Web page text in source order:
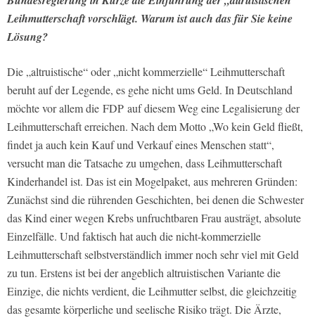
Leihmutterschaft vorschlägt. Warum ist auch das für Sie keine
Lösung?
Die „altruistische“ oder „nicht kommerzielle“ Leihmutterschaft
beruht auf der Legende, es gehe nicht ums Geld. In Deutschland
möchte vor allem die FDP auf diesem Weg eine Legalisierung der
Leihmutterschaft erreichen. Nach dem Motto „Wo kein Geld fließt,
findet ja auch kein Kauf und Verkauf eines Menschen statt“,
versucht man die Tatsache zu umgehen, dass Leihmutterschaft
Kinderhandel ist. Das ist ein Mogelpaket, aus mehreren Gründen:
Zunächst sind die rührenden Geschichten, bei denen die Schwester
das Kind einer wegen Krebs unfruchtbaren Frau austrägt, absolute
Einzelfälle. Und faktisch hat auch die nicht-kommerzielle
Leihmutterschaft selbstverständlich immer noch sehr viel mit Geld
zu tun. Erstens ist bei der angeblich altruistischen Variante die
Einzige, die nichts verdient, die Leihmutter selbst, die gleichzeitig
das gesamte körperliche und seelische Risiko trägt. Die Ärzte,